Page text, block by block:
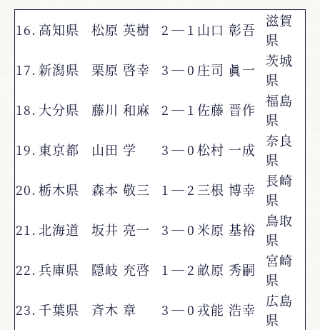
16. 高知県 松原 英樹 2―1 山口 彰吾
滋賀
県
17. 新潟県 栗原 啓幸 3―0 庄司 眞一
茨城
県
18. 大分県 藤川 和麻 2―1佐藤 晋作 福島
県
19. 東京都 山田 学 3―0松村 一成
奈良
県
20. 栃木県 森本 敬三 1―2三根 博幸
長崎
県
21. 北海道 坂井 亮一 3―0米原 基裕
鳥取
県
22. 兵庫県 隠岐 充啓 1―2畝原 秀嗣
宮崎
県
23. 千葉県 斉木 章 3―0 戎能 浩幸
広島
県